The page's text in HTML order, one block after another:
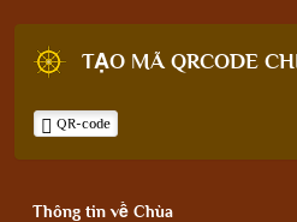
TẠO MÃ QRCODE
QR-code
Thông tin về Chùa